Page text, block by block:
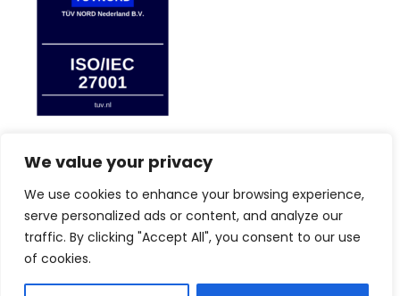
We value your privacy
We use cookies to enhance your browsing experience,
serve personalized ads or content, and analyze our
traffic. By clicking "Accept All", you consent to our use
of cookies.
TIJD4 © Copyright 2023. Alle rechten voorbehouden.